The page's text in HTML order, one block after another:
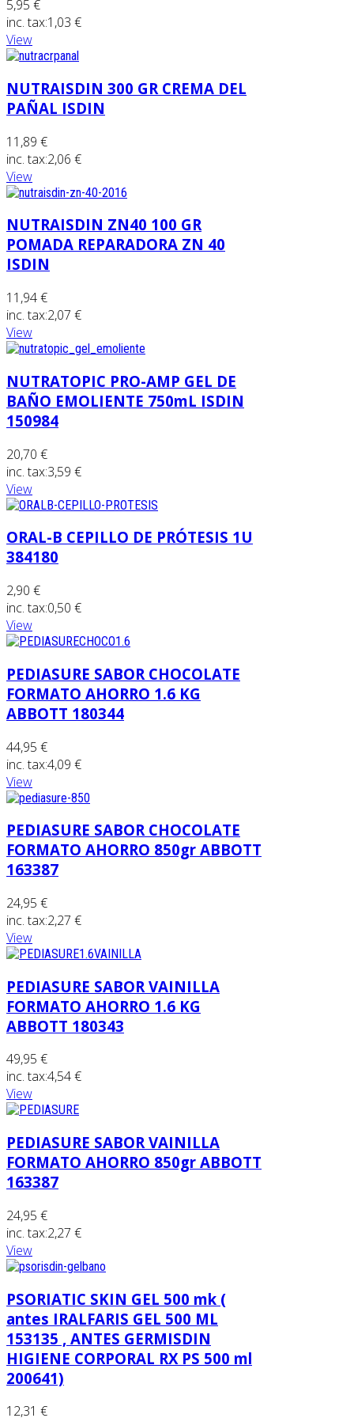
5,95 €
inc. tax:1,03 €
View
NUTRAISDIN 300 GR CREMA DEL
PAÑAL ISDIN
11,89 €
inc. tax:2,06 €
View
NUTRAISDIN ZN40 100 GR
POMADA REPARADORA ZN 40
ISDIN
11,94 €
inc. tax:2,07 €
View
NUTRATOPIC PRO-AMP GEL DE
BAÑO EMOLIENTE 750mL ISDIN
150984
20,70 €
inc. tax:3,59 €
View
ORAL-B CEPILLO DE PRÓTESIS 1U
384180
2,90 €
inc. tax:0,50 €
View
PEDIASURE SABOR CHOCOLATE
FORMATO AHORRO 1.6 KG
ABBOTT 180344
44,95 €
inc. tax:4,09 €
View
PEDIASURE SABOR CHOCOLATE
FORMATO AHORRO 850gr ABBOTT
163387
24,95 €
inc. tax:2,27 €
View
PEDIASURE SABOR VAINILLA
FORMATO AHORRO 1.6 KG
ABBOTT 180343
49,95 €
inc. tax:4,54 €
View
PEDIASURE SABOR VAINILLA
FORMATO AHORRO 850gr ABBOTT
163387
24,95 €
inc. tax:2,27 €
View
PSORIATIC SKIN GEL 500 mk (
antes IRALFARIS GEL 500 ML
153135 , ANTES GERMISDIN
HIGIENE CORPORAL RX PS 500 ml
200641)
12,31 €